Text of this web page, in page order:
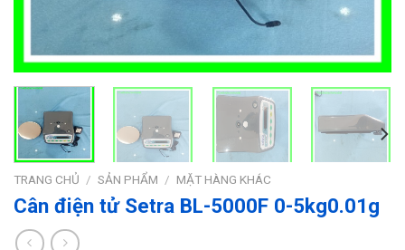
TRANG CHỦ / SẢN PHẨM / MẶT HÀNG KHÁC
Cân điện tử Setra BL-5000F 0-5kg0.01g